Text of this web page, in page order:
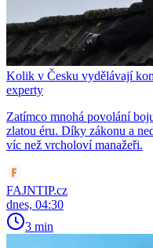
Kolik v Česku vydělávají
experty
Zatímco mnohá povolání
zlatou éru. Díky zákonu a
víc než vrcholoví manažeři.
FAJNTIP.cz
dnes, 04:30
3 min